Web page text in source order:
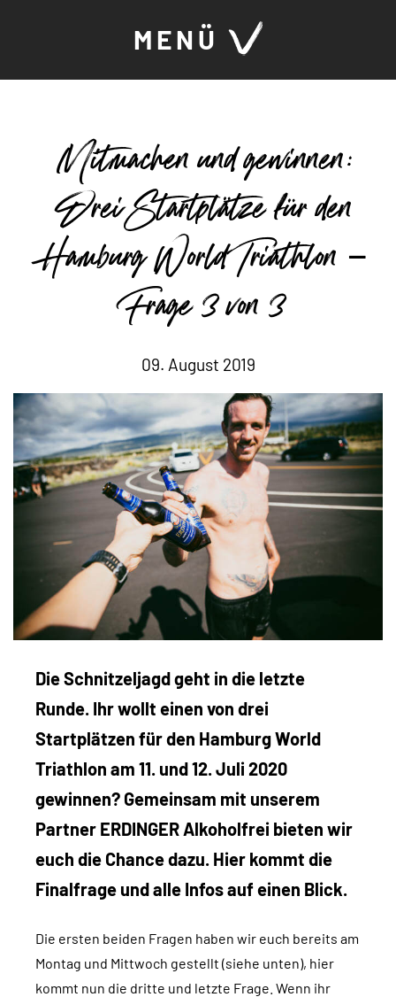
MENÜ
Mitmachen und gewinnen:
Drei Startplätze für den
Hamburg World Triathlon –
Frage 3 von 3
09. August 2019
Die Schnitzeljagd geht in die letzte
Runde. Ihr wollt einen von drei
Startplätzen für den Hamburg World
Triathlon am 11. und 12. Juli 2020
gewinnen? Gemeinsam mit unserem
Partner ERDINGER Alkoholfrei bieten wir
euch die Chance dazu. Hier kommt die
Finalfrage und alle Infos auf einen Blick.
Die ersten beiden Fragen haben wir euch bereits am
Montag und Mittwoch gestellt (siehe unten), hier
kommt nun die dritte und letzte Frage. Wenn ihr